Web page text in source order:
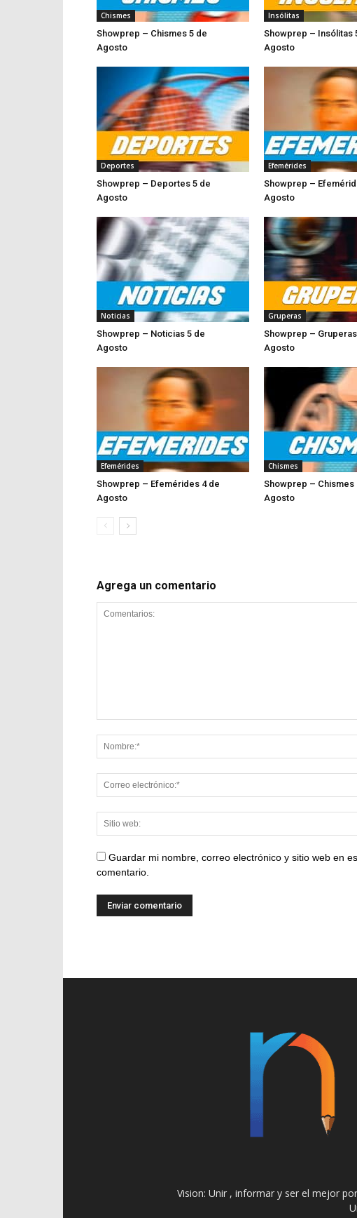
Chismes
Showprep – Chismes 5 de
Agosto
Insólitas
Showprep – Insólitas
Agosto
Deportes
Showprep – Deportes 5 de
Agosto
Efemérides
Showprep –
Agosto
Noticias
Showprep – Noticias 5 de
Agosto
Gruperas
Showprep –
Agosto
Efemérides
Showprep – Efemérides 4 de
Agosto
Chismes
Showprep – Chismes
Agrega un comentario
Guardar mi nombre, correo electrónico y sitio web en
comentario.
Vision: Unir , informar y ser el mejor